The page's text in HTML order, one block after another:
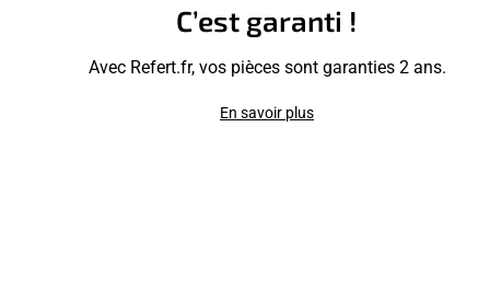
C’est garanti !
Avec Refert.fr, vos pièces sont garanties 2 ans.
En savoir plus